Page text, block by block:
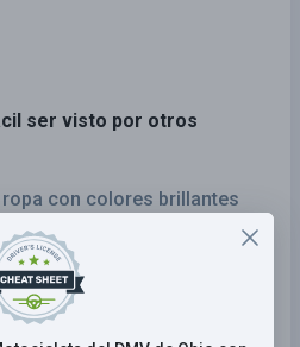
ser visto por otros
con colores brillantes
ropa con colores oscuros
sus manos